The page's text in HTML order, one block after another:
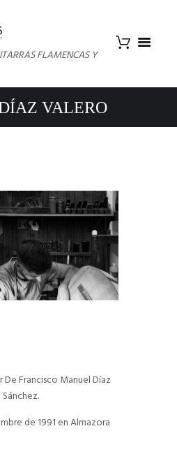
FLAMENCAS Y
VALERO
Francisco Manuel Díaz
Sánchez.
de 1991 en Almazora